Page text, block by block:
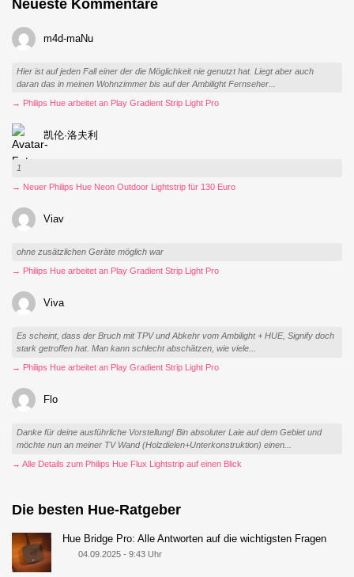
Neueste Kommentare
m4d-maNu
Hier ist auf jeden Fall einer der die Möglichkeit nie genutzt hat. Liegt aber auch
daran das in meinen Wohnzimmer bis auf der Ambilight Fernseher...
→ Philips Hue arbeitet an Play Gradient Strip Light Pro
凯伦·洛夫利
1
→ Neuer Philips Hue Neon Outdoor Lightstrip für 130 Euro
Viav
ohne zusätzlichen Geräte möglich war
→ Philips Hue arbeitet an Play Gradient Strip Light Pro
Viva
Es scheint, dass der Bruch mit TPV und Abkehr vom Ambilight + HUE, Signify doch
stark getroffen hat. Man kann schlecht abschätzen, wie viele...
→ Philips Hue arbeitet an Play Gradient Strip Light Pro
Flo
Danke für deine ausführliche Vorstellung! Bin absoluter Laie auf dem Gebiet und
möchte nun an meiner TV Wand (Holzdielen+Unterkonstruktion) einen...
→ Alle Details zum Philips Hue Flux Lightstrip auf einen Blick
Die besten Hue-Ratgeber
Hue Bridge Pro: Alle Antworten auf die wichtigsten Fragen
04.09.2025 - 9:43 Uhr